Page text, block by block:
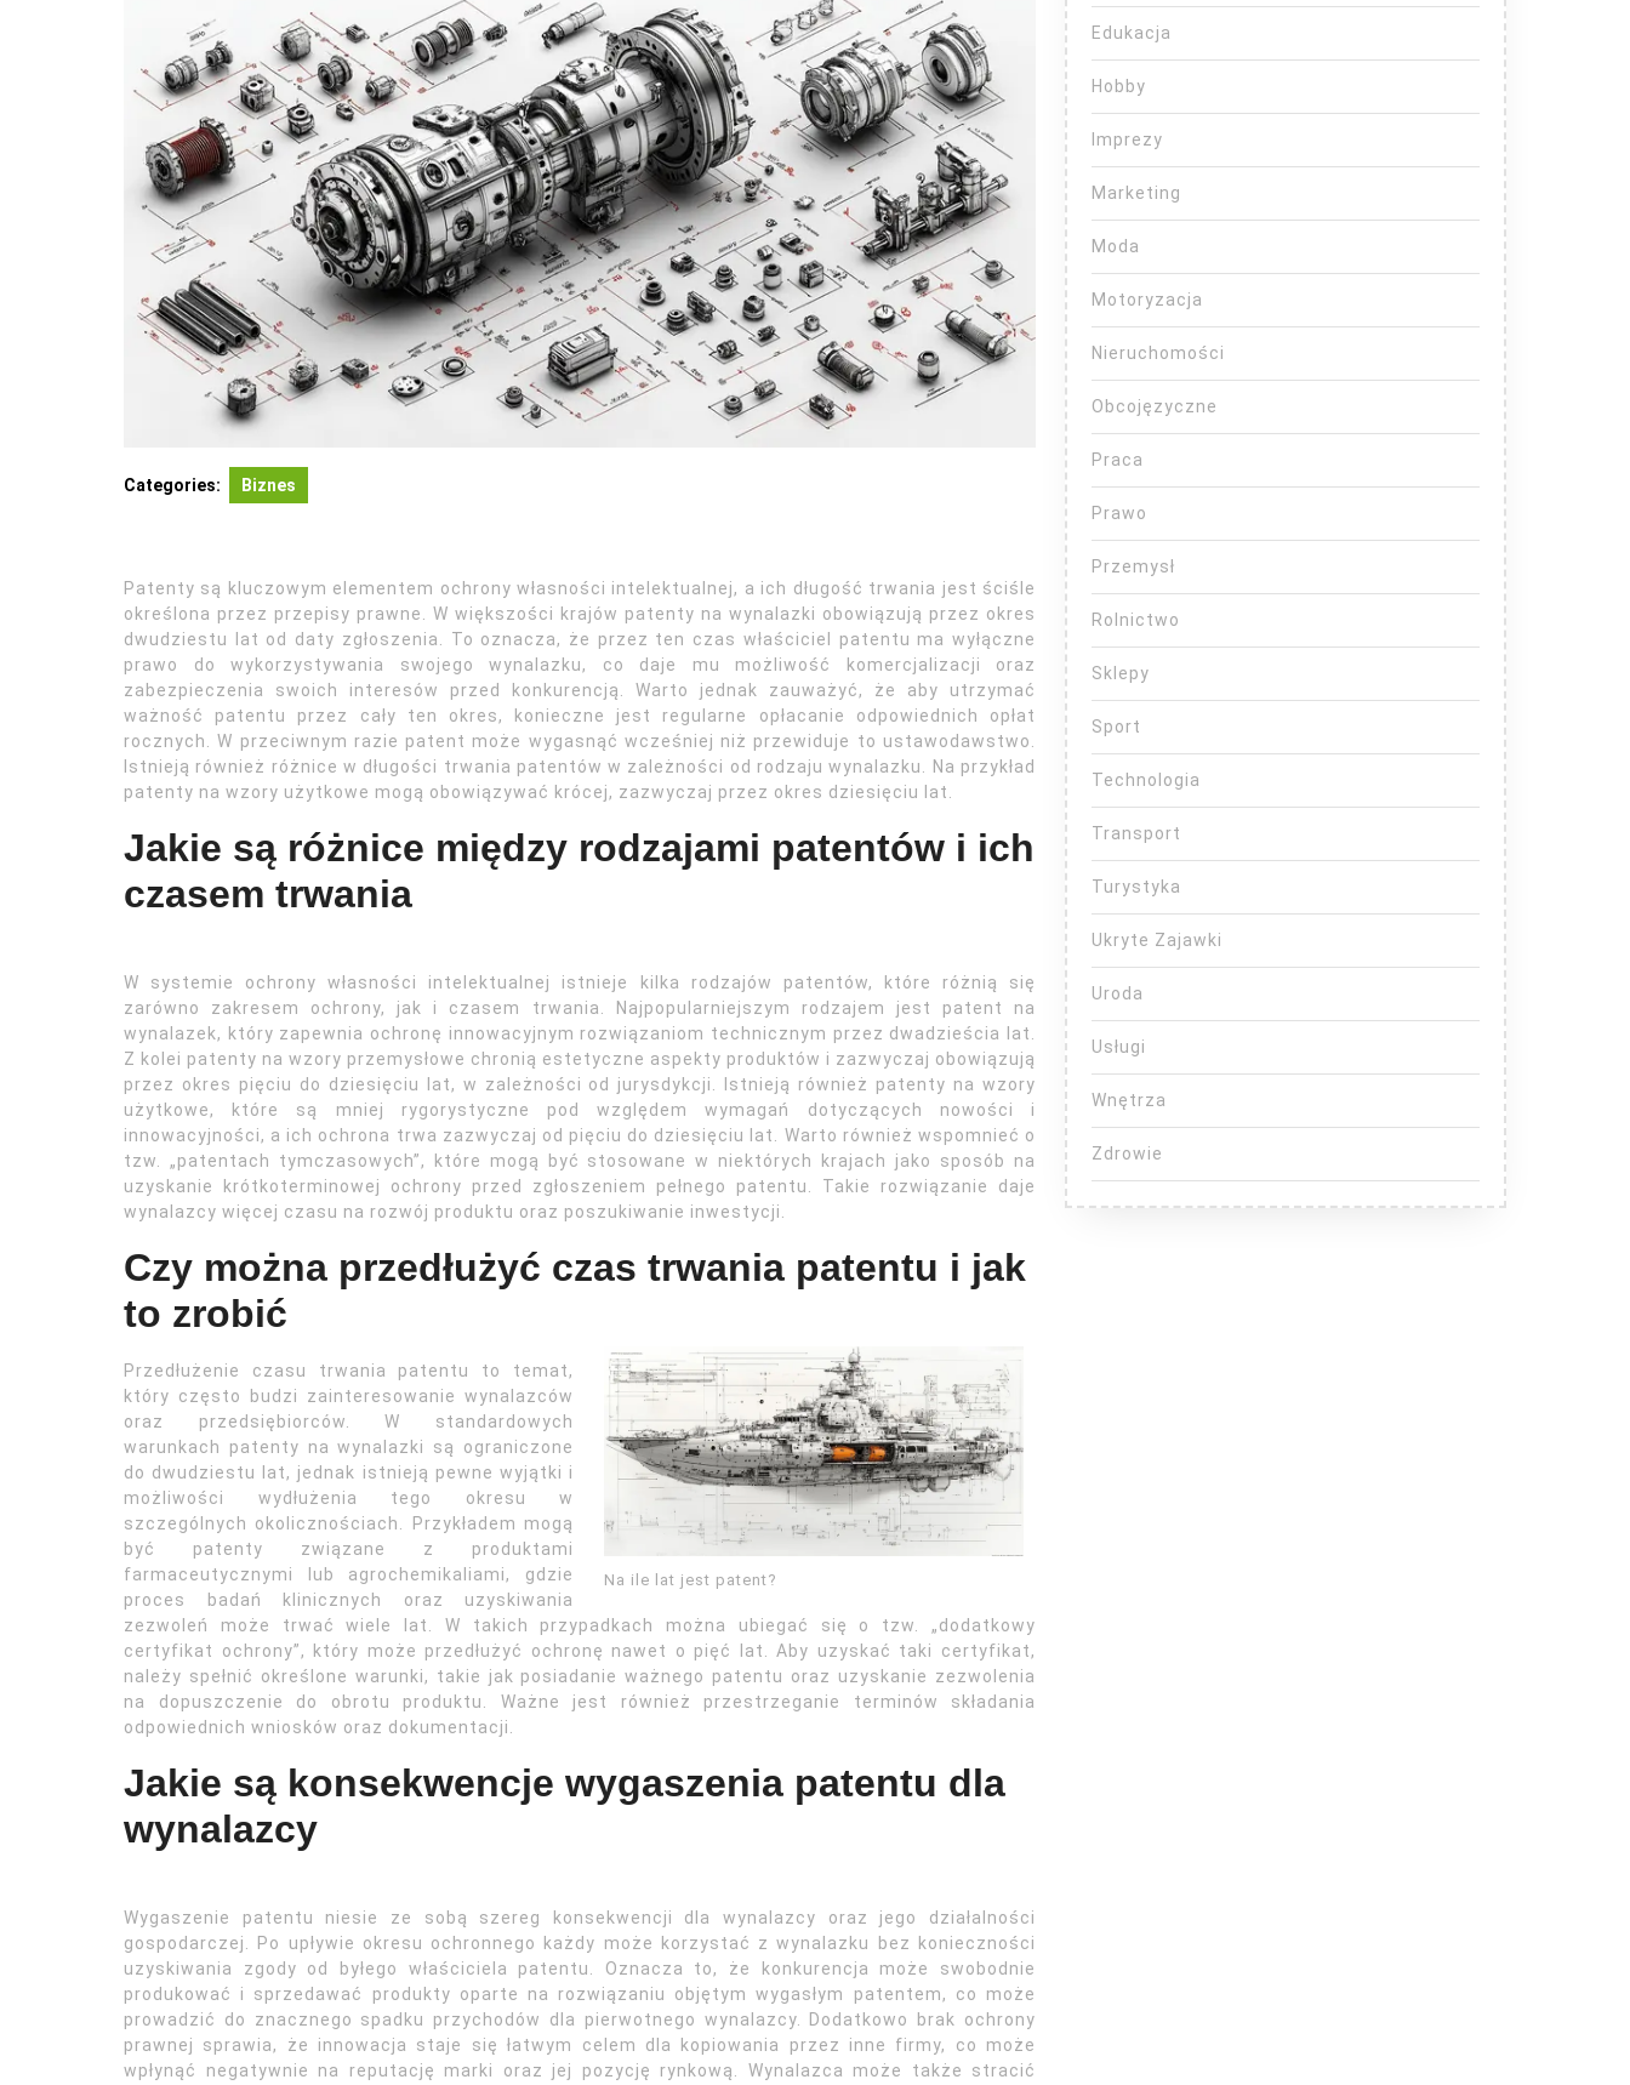
Categories: Biznes
Patenty są kluczowym elementem ochrony własności intelektualnej, a ich długość trwania jest ściśle
określona przez przepisy prawne. W większości krajów patenty na wynalazki obowiązują przez okres
dwudziestu lat od daty zgłoszenia. To oznacza, że przez ten czas właściciel patentu ma wyłączne
prawo do wykorzystywania swojego wynalazku, co daje mu możliwość komercjalizacji oraz
zabezpieczenia swoich interesów przed konkurencją. Warto jednak zauważyć, że aby utrzymać
ważność patentu przez cały ten okres, konieczne jest regularne opłacanie odpowiednich opłat
rocznych. W przeciwnym razie patent może wygasnąć wcześniej niż przewiduje to ustawodawstwo.
Istnieją również różnice w długości trwania patentów w zależności od rodzaju wynalazku. Na przykład
patenty na wzory użytkowe mogą obowiązywać krócej, zazwyczaj przez okres dziesięciu lat.
Jakie są różnice między rodzajami patentów i ich
czasem trwania
W systemie ochrony własności intelektualnej istnieje kilka rodzajów patentów, które różnią się
zarówno zakresem ochrony, jak i czasem trwania. Najpopularniejszym rodzajem jest patent na
wynalazek, który zapewnia ochronę innowacyjnym rozwiązaniom technicznym przez dwadzieścia lat.
Z kolei patenty na wzory przemysłowe chronią estetyczne aspekty produktów i zazwyczaj obowiązują
przez okres pięciu do dziesięciu lat, w zależności od jurysdykcji. Istnieją również patenty na wzory
użytkowe, które są mniej rygorystyczne pod względem wymagań dotyczących nowości i
innowacyjności, a ich ochrona trwa zazwyczaj od pięciu do dziesięciu lat. Warto również wspomnieć o
tzw. „patentach tymczasowych”, które mogą być stosowane w niektórych krajach jako sposób na
uzyskanie krótkoterminowej ochrony przed zgłoszeniem pełnego patentu. Takie rozwiązanie daje
wynalazcy więcej czasu na rozwój produktu oraz poszukiwanie inwestycji.
Czy można przedłużyć czas trwania patentu i jak
to zrobić
Na ile lat jest patent?
Przedłużenie czasu trwania patentu to temat,
który często budzi zainteresowanie wynalazców
oraz przedsiębiorców. W standardowych
warunkach patenty na wynalazki są ograniczone
do dwudziestu lat, jednak istnieją pewne wyjątki i
możliwości wydłużenia tego okresu w
szczególnych okolicznościach. Przykładem mogą
być patenty związane z produktami
farmaceutycznymi lub agrochemikaliami, gdzie
proces badań klinicznych oraz uzyskiwania
zezwoleń może trwać wiele lat. W takich przypadkach można ubiegać się o tzw. „dodatkowy
certyfikat ochrony”, który może przedłużyć ochronę nawet o pięć lat. Aby uzyskać taki certyfikat,
należy spełnić określone warunki, takie jak posiadanie ważnego patentu oraz uzyskanie zezwolenia
na dopuszczenie do obrotu produktu. Ważne jest również przestrzeganie terminów składania
odpowiednich wniosków oraz dokumentacji.
Jakie są konsekwencje wygaszenia patentu dla
wynalazcy
Wygaszenie patentu niesie ze sobą szereg konsekwencji dla wynalazcy oraz jego działalności
gospodarczej. Po upływie okresu ochronnego każdy może korzystać z wynalazku bez konieczności
uzyskiwania zgody od byłego właściciela patentu. Oznacza to, że konkurencja może swobodnie
produkować i sprzedawać produkty oparte na rozwiązaniu objętym wygasłym patentem, co może
prowadzić do znacznego spadku przychodów dla pierwotnego wynalazcy. Dodatkowo brak ochrony
prawnej sprawia, że innowacja staje się łatwym celem dla kopiowania przez inne firmy, co może
wpłynąć negatywnie na reputację marki oraz jej pozycję rynkową. Wynalazca może także stracić
Edukacja
Hobby
Imprezy
Marketing
Moda
Motoryzacja
Nieruchomości
Obcojęzyczne
Praca
Prawo
Przemysł
Rolnictwo
Sklepy
Sport
Technologia
Transport
Turystyka
Ukryte Zajawki
Uroda
Usługi
Wnętrza
Zdrowie